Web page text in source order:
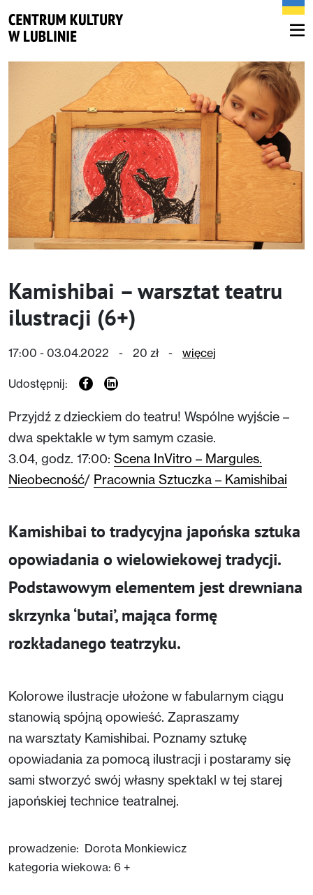
Kamishibai – warsztat teatru
ilustracji (6+)
17:00 - 03.04.2022 - 20 zł - więcej
Udostępnij:
Przyjdź z dzieckiem do teatru! Wspólne wyjście –
dwa spektakle w tym samym czasie.
3.04, godz. 17:00: Scena InVitro – Margules.
Nieobecność/ Pracownia Sztuczka – Kamishibai
Kamishibai to tradycyjna japońska sztuka
opowiadania o wielowiekowej tradycji.
Podstawowym elementem jest drewniana
skrzynka ‘butai’, mająca formę
rozkładanego teatrzyku.
Kolorowe ilustracje ułożone w fabularnym ciągu
stanowią spójną opowieść. Zapraszamy
na warsztaty Kamishibai. Poznamy sztukę
opowiadania za pomocą ilustracji i postaramy się
sami stworzyć swój własny spektakl w tej starej
japońskiej technice teatralnej.
prowadzenie: Dorota Monkiewicz
kategoria wiekowa: 6 +